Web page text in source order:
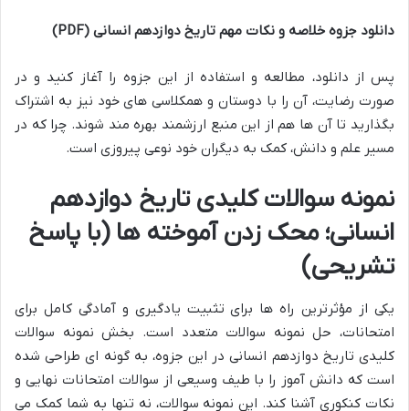
دانلود جزوه خلاصه و نکات مهم تاریخ دوازدهم انسانی (PDF)
پس از دانلود، مطالعه و استفاده از این جزوه را آغاز کنید و در
صورت رضایت، آن را با دوستان و همکلاسی های خود نیز به اشتراک
بگذارید تا آن ها هم از این منبع ارزشمند بهره مند شوند. چرا که در
مسیر علم و دانش، کمک به دیگران خود نوعی پیروزی است.
نمونه سوالات کلیدی تاریخ دوازدهم
انسانی؛ محک زدن آموخته ها (با پاسخ
تشریحی)
یکی از مؤثرترین راه ها برای تثبیت یادگیری و آمادگی کامل برای
امتحانات، حل نمونه سوالات متعدد است. بخش نمونه سوالات
کلیدی تاریخ دوازدهم انسانی در این جزوه، به گونه ای طراحی شده
است که دانش آموز را با طیف وسیعی از سوالات امتحانات نهایی و
نکات کنکوری آشنا کند. این نمونه سوالات، نه تنها به شما کمک می